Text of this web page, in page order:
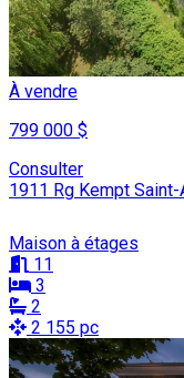
À vendre
799 000 $
Consulter
1911 Rg Kempt
Maison à étages
11
3
2
2 155 pc